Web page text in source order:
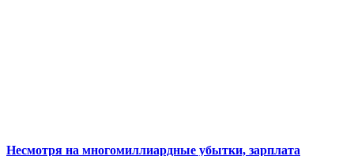
Несмотря на многомиллиардные убытки, зарплата